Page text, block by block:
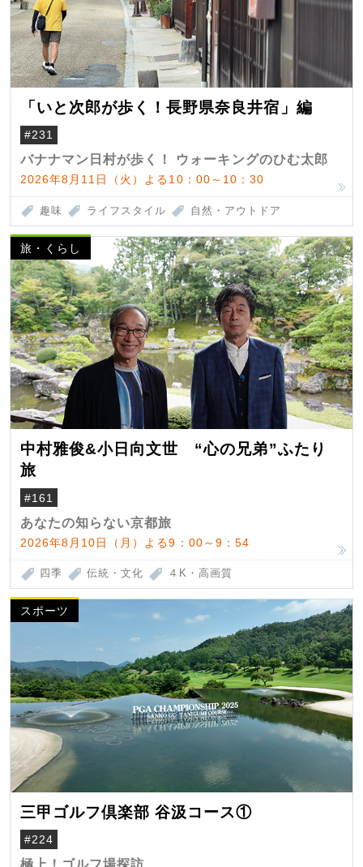
「いと次郎が歩く！長野県奈良井宿」編
#231
バナナマン日村が歩く！ ウォーキングのひむ太郎
2026年8月11日（火）よる10：00～10：30
趣味 ライフスタイル 自然・アウトドア
旅・くらし
中村雅俊&小日向文世 “心の兄弟”ふたり
旅
#161
あなたの知らない京都旅
2026年8月10日（月）よる9：00～9：54
四季 伝統・文化 ４K・高画質
スポーツ
三甲ゴルフ倶楽部 谷汲コース①
#224
極上！ゴルフ場探訪